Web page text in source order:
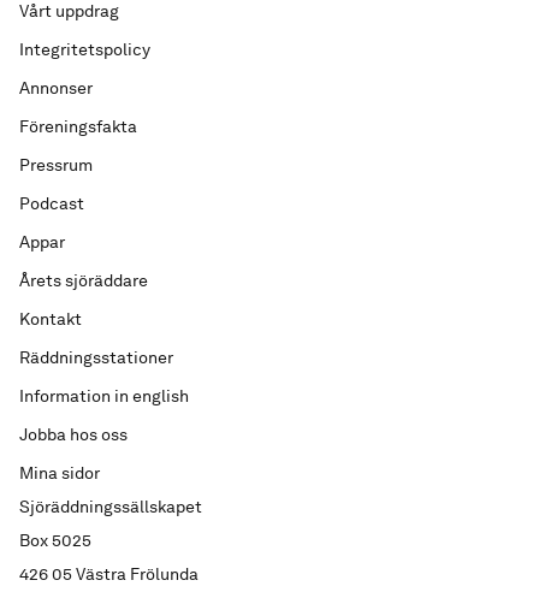
Sjöräddningssällskapet
Box 5025
426 05 Västra Frölunda
Vårt uppdrag
Integritetspolicy
Annonser
Föreningsfakta
Pressrum
Podcast
Appar
Årets sjöräddare
Kontakt
Räddningsstationer
Information in english
Jobba hos oss
Mina sidor